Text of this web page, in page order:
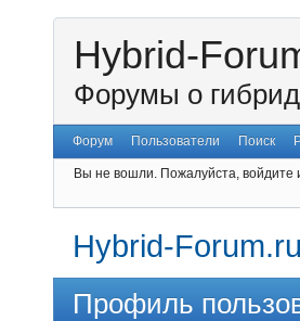
Hybrid-
Форумы о
Форум Пользователи Поиск
Вы не вошли. Пожалуйста, войдите
Hybrid-Forum.ru
Профиль